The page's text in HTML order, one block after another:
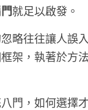
LINE社群
就足以啟發。
略往往讓人誤
架，執著於方
門，如何選擇